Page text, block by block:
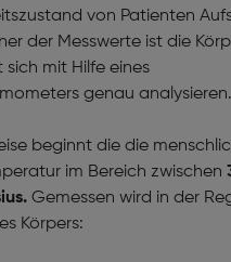
von Patienten
der Messwerte ist die
sich mit Hilfe eines
genau analysieren.
beginnt die die
im Bereich zwischen
Gemessen wird in der
Körpers: